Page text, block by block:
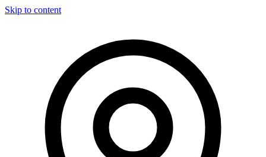
Skip to content